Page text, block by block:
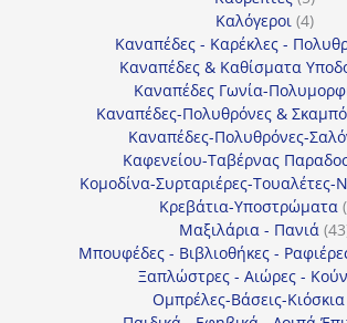
Καλόγεροι 44
Καναπέδες - Καρέκλες -
Καναπέδες & Καθίσματα
Καναπέδες Γωνία-
Καναπέδες-Πολυθρόνες &
Καναπέδες-Πολυθρόνες-
Καφενείου-Ταβέρνας
Κομοδίνα-Συρταριέρες-Τουαλέτες-
Κρεβάτια-Υποστρώματα
Μαξιλάρια - Πανιά 43
Μπουφέδες - Βιβλιοθήκες -
Ξαπλώστρες - Αιώρες -
Ομπρέλες-Βάσεις-Κιόσκια